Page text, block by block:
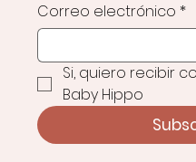
Correo electrónico *
Si, quiero recibir
Baby Hippo